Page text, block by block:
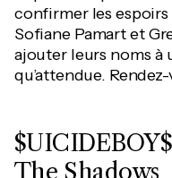
confirmer les
Sofiane Pamart et
ajouter leurs noms à
qu’attendue.
The Shadows